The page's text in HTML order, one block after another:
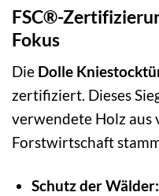
FSC®-
Fokus
Die Dolle
zertifiziert. Dieses
verwendete Holz
Forstwirtschaft
Schutz der Wälder: